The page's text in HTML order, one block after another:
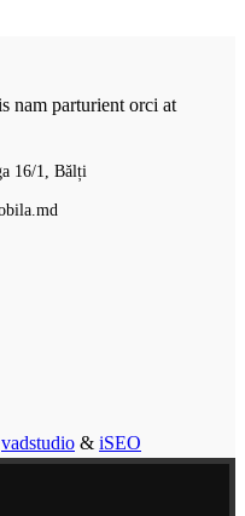
nam parturient orci at
16/1, Bălți
vadstudio & iSEO